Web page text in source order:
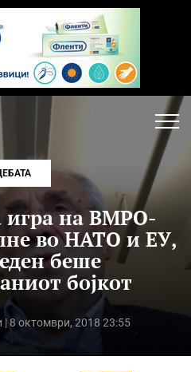
игра на ВМРО-
во НАТО и ЕУ,
беше
бојкот
| 8 октомври, 2018 23:55